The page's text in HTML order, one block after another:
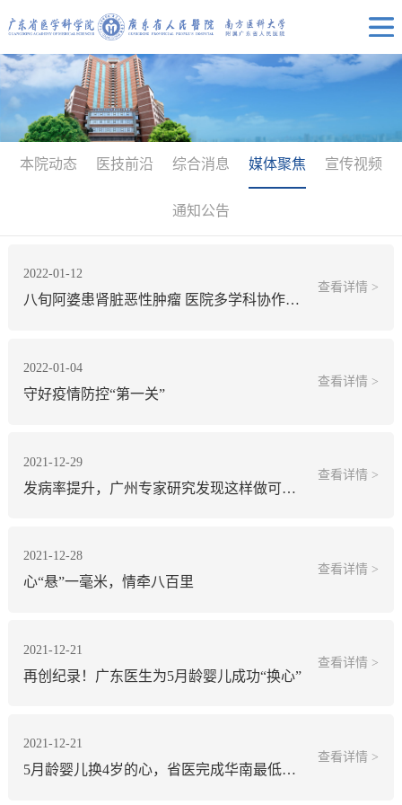
本院动态 医技前沿 综合消息 媒体聚焦 宣传视频
通知公告
2022-01-12
八旬阿婆患肾脏恶性肿瘤 医院多学科协作成功“拆弹”
查看详情 >
2022-01-04
守好疫情防控“第一关”
查看详情 >
2021-12-29
发病率提升，广州专家研究发现这样做可令胰腺癌生存期延长
查看详情 >
2021-12-28
心“悬”一毫米，情牵八百里
查看详情 >
2021-12-21
再创纪录！广东医生为5月龄婴儿成功“换心”
查看详情 >
2021-12-21
5月龄婴儿换4岁的心，省医完成华南最低龄跨血型心脏移植
查看详情 >